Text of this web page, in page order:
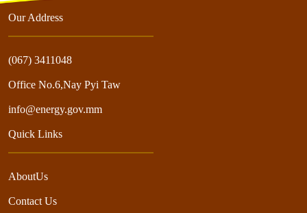
Our Address
(067) 3411048
Office No.6,Nay Pyi Taw
info@energy.gov.mm
Quick Links
AboutUs
Contact Us